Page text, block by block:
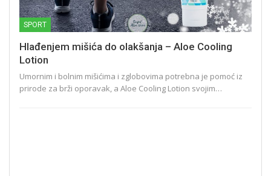
SPORT
Hlađenjem mišića do olakšanja – Aloe Cooling
Lotion
Umornim i bolnim mišićima i zglobovima potrebna je pomoć iz
prirode za brži oporavak, a Aloe Cooling Lotion svojim…